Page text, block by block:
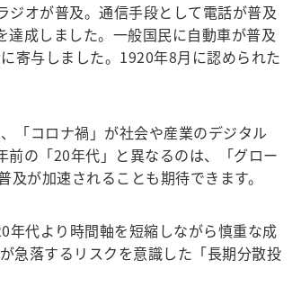
オが普及。通信手段として電話が普及
成しました。一般国民に自動車が普及
寄与しました。1920年8月に認められた
「コロナ禍」が社会や産業のデジタル
前の「20年代」と異なるのは、「グロー
が加速されることも期待できます。
代より時間軸を短縮しながら慎重な成
急落するリスクを意識した「長期分散投